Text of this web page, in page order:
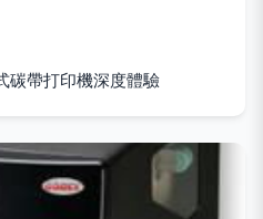
碳帶打印機深度體驗